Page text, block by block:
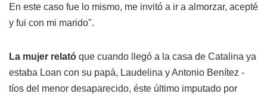
En este caso fue lo mismo, me invitó a ir a almorzar, acepté
y fui con mi marido".
La mujer relató que cuando llegó a la casa de Catalina ya
estaba Loan con su papá, Laudelina y Antonio Benítez -
tíos del menor desaparecido, éste último imputado por